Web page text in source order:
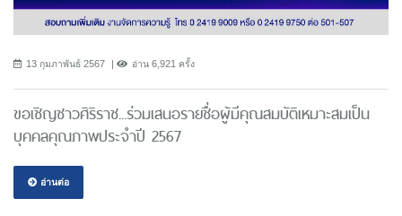
13 กุมภาพันธ์ 2567 อ่าน 6,921 ครั้ง
ขอเชิญชาวศิริราช...ร่วมเสนอรายชื่อผู้มีคุณสมบัติเหมาะสมเป็น
บุคคลคุณภาพประจำปี 2567
อ่านต่อ